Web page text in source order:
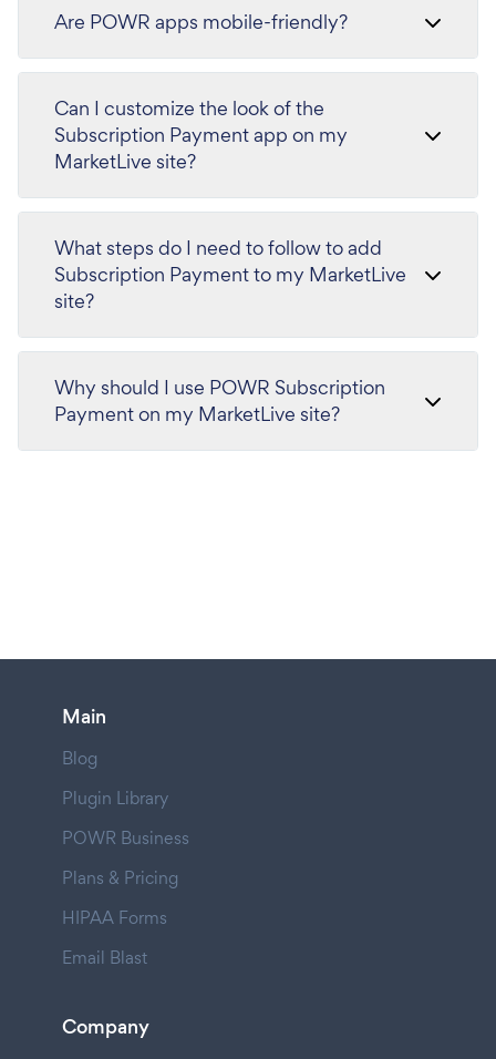
Are POWR apps mobile-friendly?
Can I customize the look of the
Subscription Payment app on my
MarketLive site?
What steps do I need to follow to add
Subscription Payment to my MarketLive
site?
Why should I use POWR Subscription
Payment on my MarketLive site?
Main
Blog
Plugin Library
POWR Business
Plans & Pricing
HIPAA Forms
Email Blast
Company